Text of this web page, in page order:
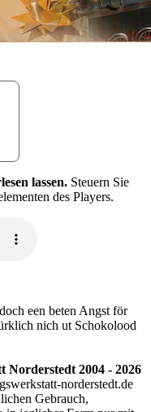
lassen. Steuern Sie
des Players.
een beten Angst för
nich ut Schokolood
2004 - 2026
norderstedt.de
Gebrauch,